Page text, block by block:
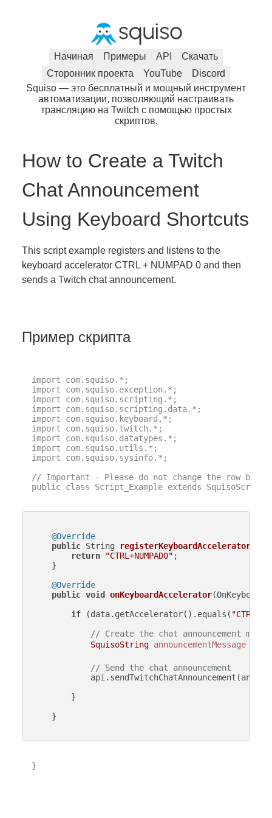
Начиная Примеры API
Скачать
Сторонник проекта
YouTube
Discord
Squiso — это бесплатный и мощный инструмент
автоматизации, позволяющий настраивать
трансляцию на Twitch с помощью простых
скриптов.
How to Create a Twitch
Chat Announcement
Using Keyboard Shortcuts
This script example registers and listens to the
keyboard accelerator CTRL + NUMPAD 0 and then
sends a Twitch chat announcement.
Пример скрипта
import com.squiso.*;
import com.squiso.exception.*;
import com.squiso.scripting.*;
import com.squiso.scripting.data.*;
import com.squiso.keyboard.*;
import com.squiso.twitch.*;
import com.squiso.datatypes.*;
import com.squiso.utils.*;
import com.squiso.sysinfo.*;
// Important - Please do not change the row
public class Script_Example extends SquisoScript
@Override
public String registerKeyboardAccelerator
return
"CTRL+NUMPAD0" ;
    }
@Override
public void onKeyboardAccelerator
if (data.getAccelerator().equals(
// Create the chat announcement
SquisoString announcementMessage
// Send the chat announcement
        }
    }
}